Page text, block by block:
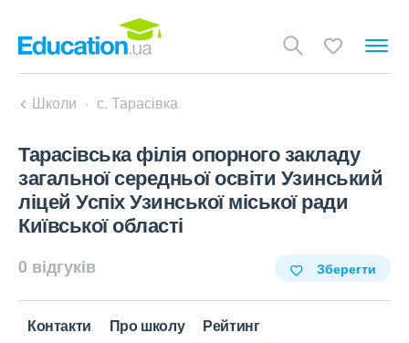
Школи с. Тарасівка
Тарасівська філія опорного закладу
загальної середньої освіти Узинський
ліцей Успіх Узинської міської ради
Київської області
0 відгуків Зберегти
Контакти Про школу Рейтинг